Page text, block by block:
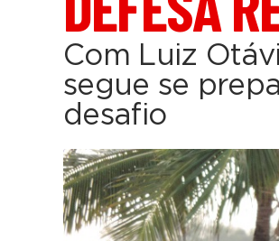
Com Luiz
segue se
desafio